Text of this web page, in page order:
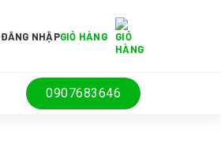
ĐĂNG NHẬPGIỎ HÀNG
0907683646